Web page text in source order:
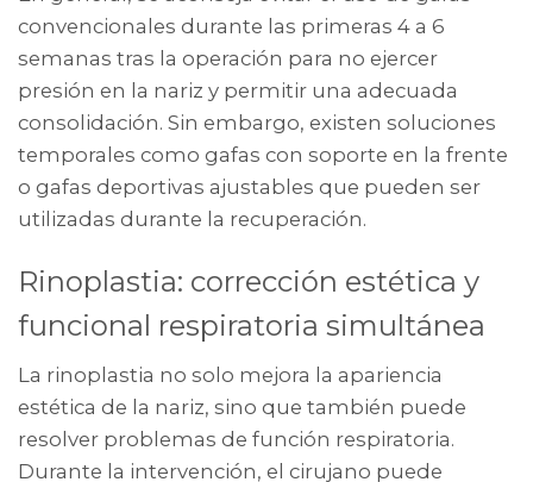
convencionales durante las primeras 4 a 6
semanas tras la operación para no ejercer
presión en la nariz y permitir una adecuada
consolidación. Sin embargo, existen soluciones
temporales como gafas con soporte en la frente
o gafas deportivas ajustables que pueden ser
utilizadas durante la recuperación.
Rinoplastia: corrección estética y
funcional respiratoria simultánea
La rinoplastia no solo mejora la apariencia
estética de la nariz, sino que también puede
resolver problemas de función respiratoria.
Durante la intervención, el cirujano puede